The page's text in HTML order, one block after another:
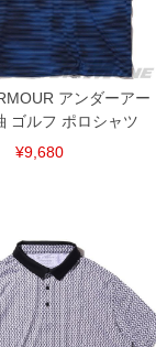
なります。）
了承下さい。
ァスナーや調節ひもが付
様がご使用の環境（コ
ざいます。予めご了承
店頭での売り違い、店
しまう場合がございま
しあった場合速やかにご
アンダーアー
ゴルフ ポロシャツ
¥9,680